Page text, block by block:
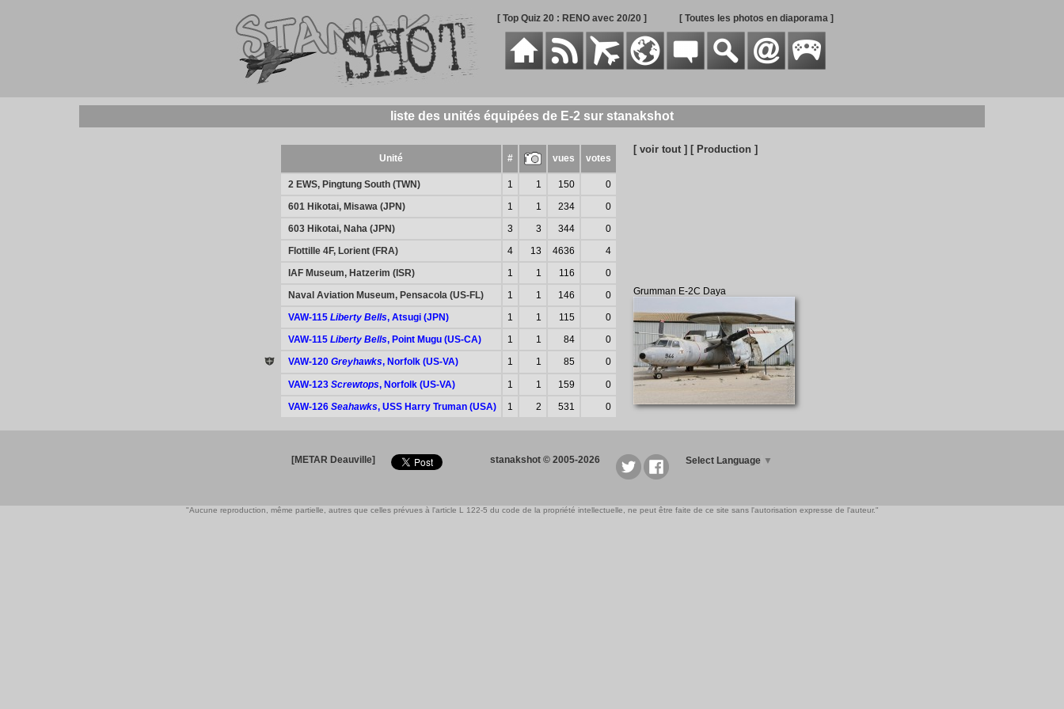
[ Top Quiz 20 : RENO avec 20/20 ] [ Toutes les photos en diaporama ]
liste des unités équipées de E-2 sur stanakshot
Unité # vues votes
2 EWS, Pingtung South (TWN) 1 1 150
0
601 Hikotai, Misawa (JPN)
1 1 234
0
603 Hikotai, Naha (JPN)
3 3 344
0
Flottille 4F, Lorient (FRA)
4 13 4636
4
IAF Museum, Hatzerim (ISR)
1 1 116
0
Naval Aviation Museum, Pensacola (US-FL)
1 1 146
0
VAW-115 Liberty Bells, Atsugi (JPN) 1 1 115
0
VAW-115 Liberty Bells, Point Mugu (US-CA) 1 1 84
0
VAW-120 Greyhawks, Norfolk (US-VA) 1 1 85 0
VAW-123 Screwtops, Norfolk (US-VA) 1 1 159
0
VAW-126 Seahawks, USS Harry Truman (USA) 1 2 531 0
[ voir tout ] [ Production ]
Grumman E-2C Daya
[METAR Deauville] stanakshot © 2005-2026 Select Language ▼
"Aucune reproduction, même partielle, autres que celles prévues à l'article L 122-5 du code de la propriété intellectuelle, ne peut être faite de ce site sans l'autorisation expresse de l'auteur."